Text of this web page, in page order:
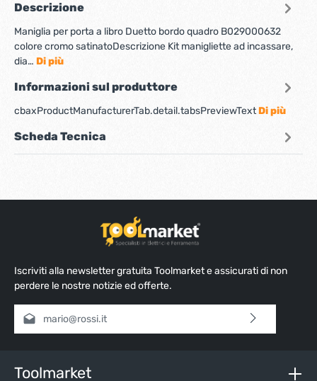
Descrizione
Maniglia per porta a libro Duetto bordo quadro B029000632
colore cromo satinatoDescrizione Kit manigliette ad incassare,
dia… Di più
Informazioni sul produttore
cbaxProductManufacturerTab.detail.tabsPreviewTextDi più
Scheda Tecnica
Iscriviti alla newsletter gratuita Toolmarket e assicurati di non
perdere le nostre notizie ed offerte.
Indirizzo e-mail*
nostri termini e condizioni generali
Toolmarket